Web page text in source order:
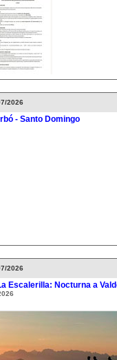
2026
- Santo Domingo
2026
Escalerilla: Nocturna a